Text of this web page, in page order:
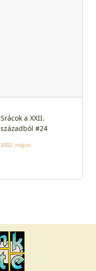
Srácok a XXII.
századból #24
2002. május